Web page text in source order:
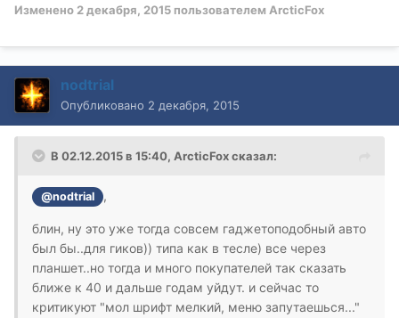
Изменено 2 декабря, 2015 пользователем ArcticFox
nodtrial
Опубликовано 2 декабря, 2015
В 02.12.2015 в 15:40, ArcticFox сказал:
@nodtrial ,
блин, ну это уже тогда совсем гаджетоподобный авто
был бы..для гиков)) типа как в тесле) все через
планшет..но тогда и много покупателей так сказать
ближе к 40 и дальше годам уйдут. и сейчас то
критикуют "мол шрифт мелкий, меню запутаешься..."